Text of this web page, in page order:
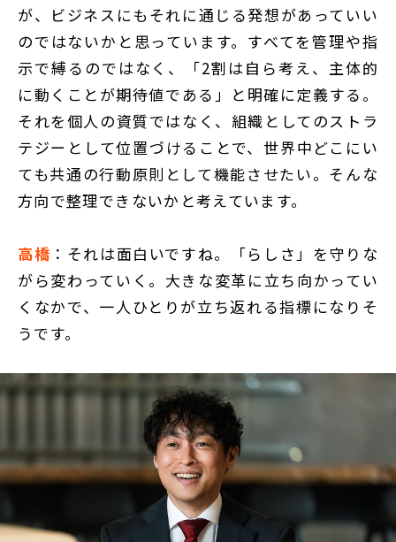
が、ビジネスにもそれに通じる発想があっていい
のではないかと思っています。すべてを管理や指
示で縛るのではなく、「2割は自ら考え、主体的
に動くことが期待値である」と明確に定義する。
それを個人の資質ではなく、組織としてのストラ
テジーとして位置づけることで、世界中どこにい
ても共通の行動原則として機能させたい。そんな
方向で整理できないかと考えています。
高橋 ：それは面白いですね。「らしさ」を守りな
がら変わっていく。大きな変革に立ち向かってい
くなかで、一人ひとりが立ち返れる指標になりそ
うです。